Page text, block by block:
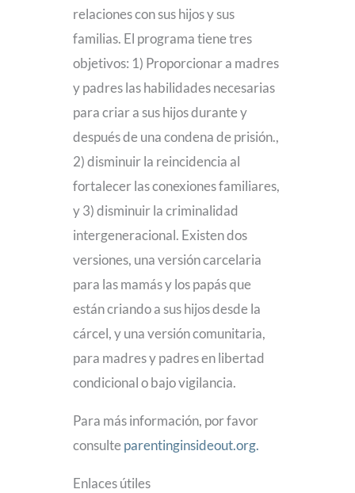
relaciones con sus hijos y sus
familias. El programa tiene tres
objetivos: 1) Proporcionar a madres
y padres las habilidades necesarias
para criar a sus hijos durante y
después de una condena de prisión.,
2) disminuir la reincidencia al
fortalecer las conexiones familiares,
y 3) disminuir la criminalidad
intergeneracional. Existen dos
versiones, una versión carcelaria
para las mamás y los papás que
están criando a sus hijos desde la
cárcel, y una versión comunitaria,
para madres y padres en libertad
condicional o bajo vigilancia.
Para más información, por favor
consulteparentinginsideout.org.
Enlaces útiles